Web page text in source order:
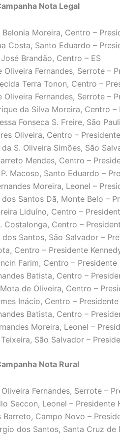
Nota Legal
Moreira, Centro –
Costa, Santo Eduardo –
Brandão, Centro – ES
Oliveira Fernandes, Serrote –
Terra Tonon, Centro –
Oliveira Fernandes, Serrote –
da Silva Moreira, Centro –
Fonseca S. Freire, São
Oliveira, Centro –
S. Oliveira Simões, São
Mendes, Centro –
Macoso, Santo Eduardo –
Moreira, Leonel –
Santos Dã, Monte Belo –
Liduíno, Centro –
Costalonga, Centro –
Santos, São Salvador –
Centro – Presidente
Farim, Centro – Presidente
Batista, Centro –
de Oliveira, Centro –
Inácio, Centro – Presidente
Batista, Centro –
Moreira, Leonel –
São Salvador –
Nota Rural
Fernandes, Serrote –
Seccon, Leonel – Presidente
Barreto, Campo Novo –
dos Santos, Santa Cruz de